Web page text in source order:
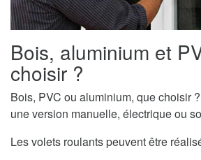
Bois, aluminium et
choisir ?
Bois, PVC ou aluminium, que choisir
une version manuelle, électrique ou
Les volets roulants peuvent être